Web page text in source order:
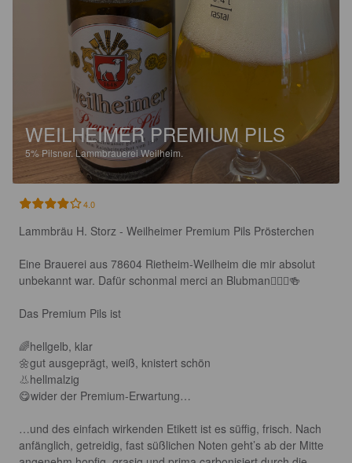
WEILHEIMER PREMIUM PILS
5% Pilsner. Lammbrauerei Weilheim.
4.0
Lammbräu H. Storz - Weilheimer Premium Pils Prösterchen
Eine Brauerei aus 78604 Rietheim-Weilheim die mir absolut
unbekannt war. Dafür schonmal merci an Blubman🙋🏻‍♂️🍻
Das Premium Pils ist
🌈hellgelb, klar
🌼gut ausgeprägt, weiß, knistert schön
👃hellmalzig
😋wider der Premium-Erwartung…
…und des einfach wirkenden Etikett ist es süffig, frisch. Nach
anfänglich, getreidig, fast süßlichen Noten geht’s ab der Mitte